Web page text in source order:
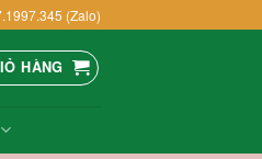
(Zalo)
HÀNG